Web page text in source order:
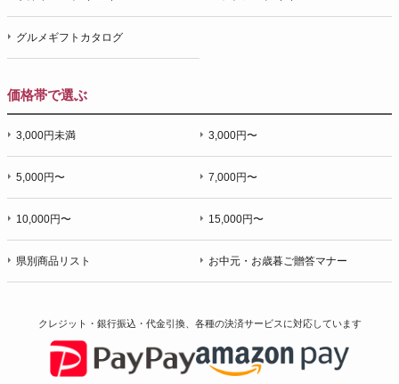
グルメギフトカタログ
価格帯で選ぶ
3,000円未満 3,000円〜
5,000円〜 7,000円〜
10,000円〜 15,000円〜
県別商品リスト お中元・お歳暮ご贈答マナー
クレジット・銀行振込・代金引換、各種の決済サービスに対応しています